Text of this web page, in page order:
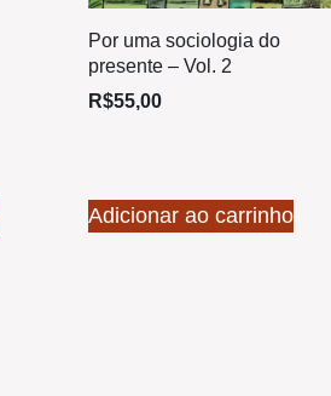
Por uma sociologia do
presente – Vol. 2
R$55,00
Adicionar ao carrinho